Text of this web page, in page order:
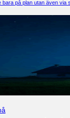
bara på plan utan även